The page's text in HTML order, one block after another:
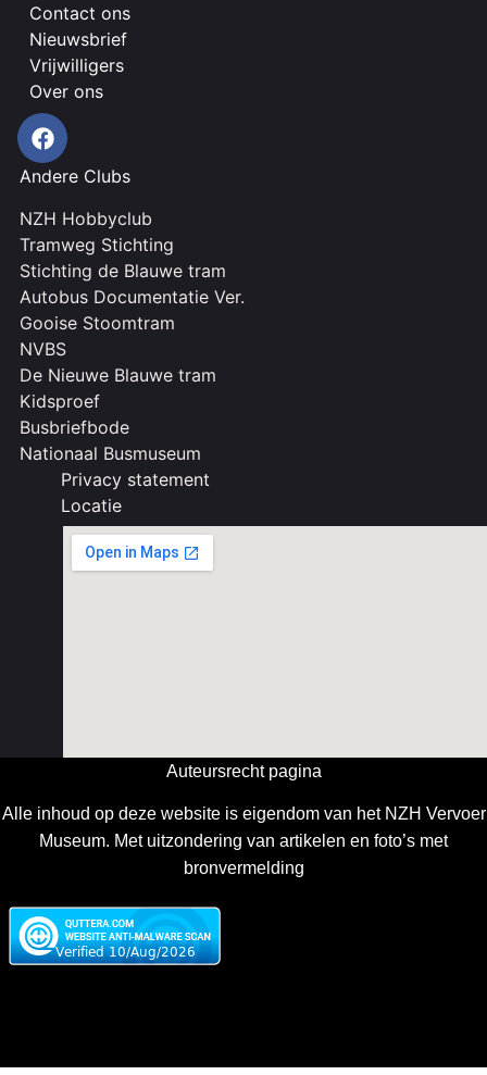
Contact ons
Nieuwsbrief
Vrijwilligers
Over ons
Andere Clubs
NZH Hobbyclub
Tramweg Stichting
Stichting de Blauwe tram
Autobus Documentatie Ver.
Gooise Stoomtram
NVBS
De Nieuwe Blauwe tram
Kidsproef
Busbriefbode
Nationaal Busmuseum
Privacy statement
Locatie
Auteursrecht pagina
Alle inhoud op deze website is eigendom van het NZH Vervoer
Museum. Met uitzondering van artikelen en foto’s met
bronvermelding